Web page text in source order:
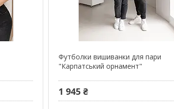
Футболки вишиванки для пари
"Карпатський орнамент"
1 945 ₴